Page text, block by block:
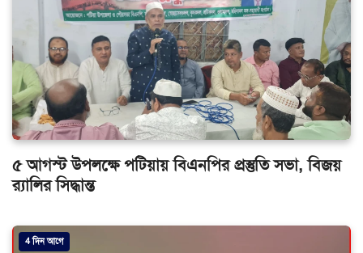
৫ আগস্ট উপলক্ষে পটিয়ায় বিএনপির প্রস্তুতি সভা, বিজয়
র‌্যালির সিদ্ধান্ত
4 দিন আগে